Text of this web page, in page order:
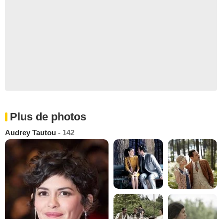
Plus de photos
Audrey Tautou - 142